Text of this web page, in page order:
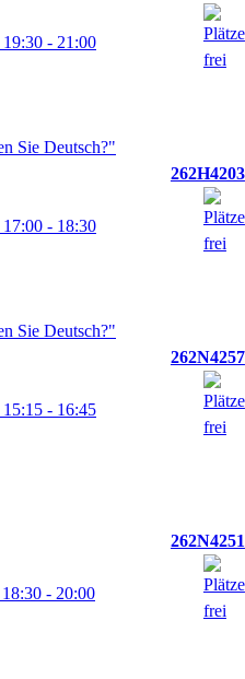
19:30 - 21:00
262H4203
17:00 - 18:30
262N4257
15:15 - 16:45
262N4251
18:30 - 20:00